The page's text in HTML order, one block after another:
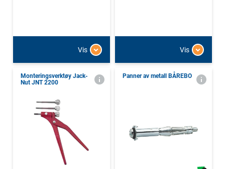
Vis Vis
Monteringsverktøy Jack-
Nut JNT 2200
Panner av metall BÅREBO